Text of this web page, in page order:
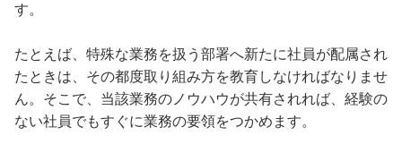
す。
たとえば、特殊な業務を扱う部署へ新たに社員が配属され
たときは、その都度取り組み方を教育しなければなりませ
ん。そこで、当該業務のノウハウが共有されれば、経験の
ない社員でもすぐに業務の要領をつかめます。